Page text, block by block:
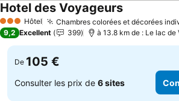
3 ÉtoilesHôtel Chambres colorées et décorées
Hotel des VoyageursConsulter
9,2 Excellent 399 à 13.8 km de : Le lac de
De 105 €
Consulter les prix de 6 sites